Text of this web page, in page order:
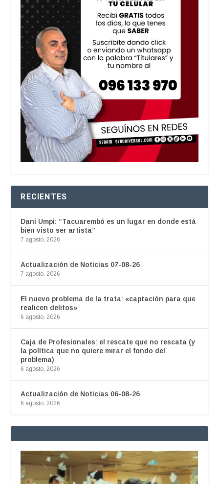
RECIENTES
Dani Umpi: “Tacuarembó es un lugar en donde está
bien visto ser artista”
7 agosto, 2026
Actualización de Noticias 07-08-26
7 agosto, 2026
El nuevo problema de la trata: «captación para que
realicen delitos»
6 agosto, 2026
Caja de Profesionales: el rescate que no rescata (y
la política que no quiere mirar el fondo del
problema)
6 agosto, 2026
Actualización de Noticias 06-08-26
6 agosto, 2026